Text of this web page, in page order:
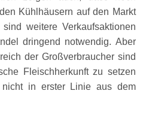
Kühlhäusern auf den Markt
weitere Verkaufsaktionen
dringend notwendig. Aber
der Großverbraucher sind
Fleischherkunft zu setzen
in erster Linie aus dem